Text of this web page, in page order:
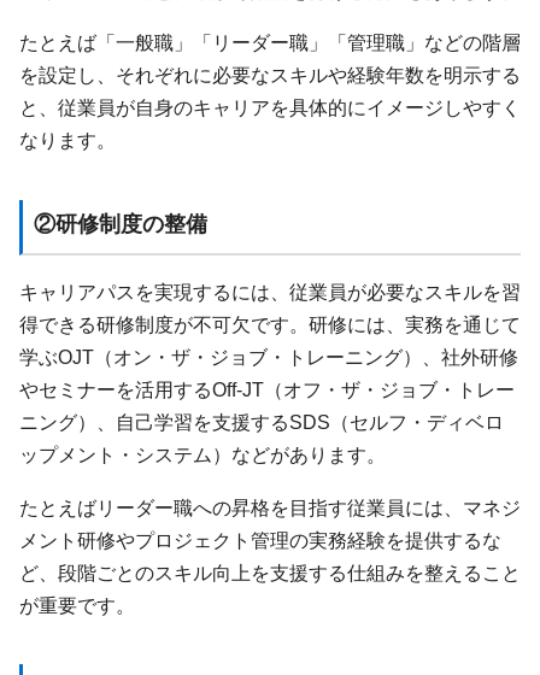
たとえば「一般職」「リーダー職」「管理職」などの階層
を設定し、それぞれに必要なスキルや経験年数を明示する
と、従業員が自身のキャリアを具体的にイメージしやすく
なります。
②研修制度の整備
キャリアパスを実現するには、従業員が必要なスキルを習
得できる研修制度が不可欠です。研修には、実務を通じて
学ぶOJT（オン・ザ・ジョブ・トレーニング）、社外研修
やセミナーを活用するOff-JT（オフ・ザ・ジョブ・トレー
ニング）、自己学習を支援するSDS（セルフ・ディベロ
ップメント・システム）などがあります。
たとえばリーダー職への昇格を目指す従業員には、マネジ
メント研修やプロジェクト管理の実務経験を提供するな
ど、段階ごとのスキル向上を支援する仕組みを整えること
が重要です。